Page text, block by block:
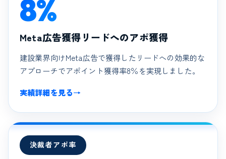
8%
Meta広告獲得リードへのアポ獲得
建設業界向けMeta広告で獲得したリードへの効果的な
アプローチでアポイント獲得率8％を実現しました。
実績詳細を見る→
決裁者アポ率